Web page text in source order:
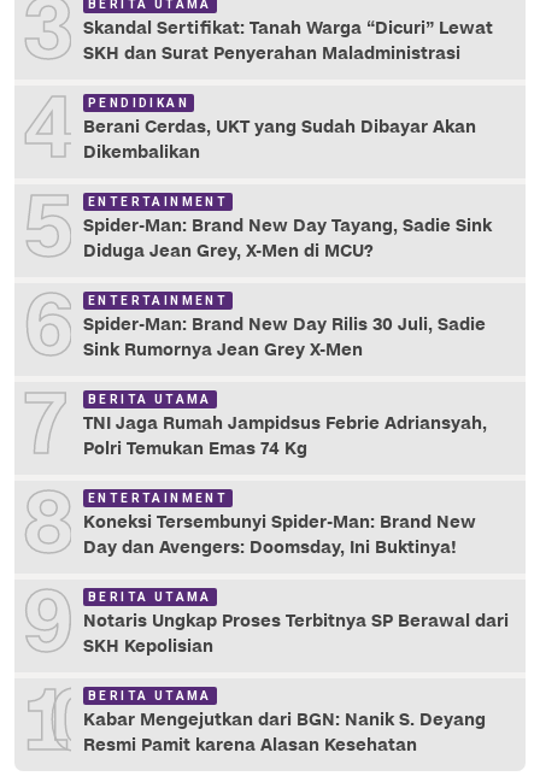
3 BERITA UTAMA
Skandal Sertifikat: Tanah Warga “Dicuri” Lewat
SKH dan Surat Penyerahan Maladministrasi
4 PENDIDIKAN
Berani Cerdas, UKT yang Sudah Dibayar Akan
Dikembalikan
5 ENTERTAINMENT
Spider-Man: Brand New Day Tayang, Sadie Sink
Diduga Jean Grey, X-Men di MCU?
6 ENTERTAINMENT
Spider-Man: Brand New Day Rilis 30 Juli, Sadie
Sink Rumornya Jean Grey X-Men
7 BERITA UTAMA
TNI Jaga Rumah Jampidsus Febrie Adriansyah,
Polri Temukan Emas 74 Kg
8 ENTERTAINMENT
Koneksi Tersembunyi Spider-Man: Brand New
Day dan Avengers: Doomsday, Ini Buktinya!
9 BERITA UTAMA
Notaris Ungkap Proses Terbitnya SP Berawal dari
SKH Kepolisian
10 BERITA UTAMA
Kabar Mengejutkan dari BGN: Nanik S. Deyang
Resmi Pamit karena Alasan Kesehatan